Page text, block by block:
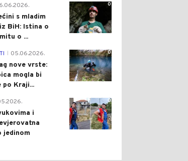
0
s mladim
BiH: Istina o
o ...
0
05.06.2026.
nove vrste:
mogla bi
Kraji...
0
i
jedinom